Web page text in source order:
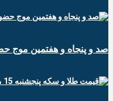
صد و پنجاه و هفتمین موج